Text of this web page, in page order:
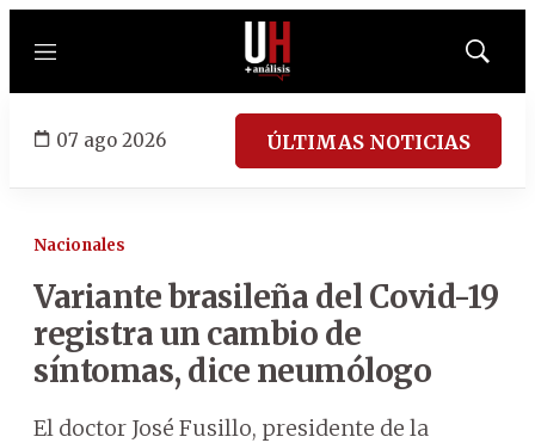
Menú
Mostrar
07 ago 2026 ÚLTIMAS NOTICIAS
Nacionales
Variante brasileña del Covid-19
registra un cambio de
síntomas, dice neumólogo
El doctor José Fusillo, presidente de la